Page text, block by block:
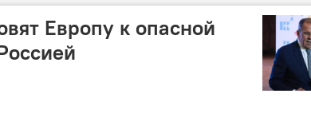
Европу к опасной